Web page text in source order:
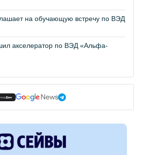
на обучающую встречу по ВЭД
акселератор по ВЭД «Альфа-